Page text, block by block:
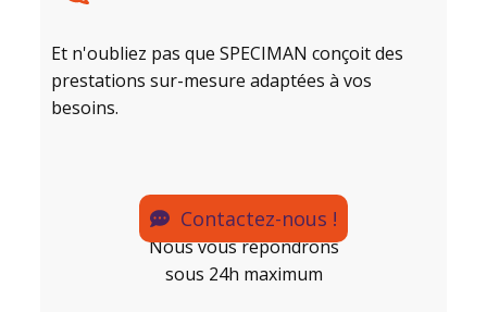
Et n'oubliez pas que SPECIMAN conçoit des
prestations sur-mesure adaptées à vos
besoins.
Contactez-nous !
Nous vous répondrons
sous 24h maximum